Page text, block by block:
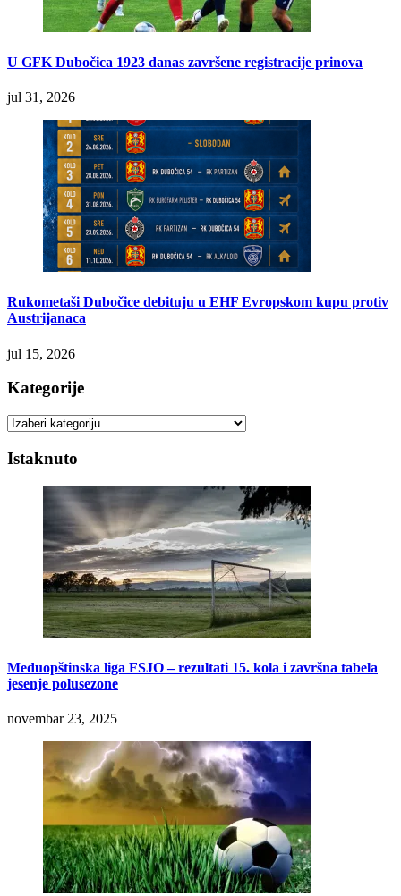
U GFK Dubočica 1923 danas završene registracije prinova
jul 31, 2026
Rukometaši Dubočice debituju u EHF Evropskom kupu protiv
Austrijanaca
jul 15, 2026
Kategorije
Kategorije
Istaknuto
Međuopštinska liga FSJO – rezultati 15. kola i završna tabela
jesenje polusezone
novembar 23, 2025